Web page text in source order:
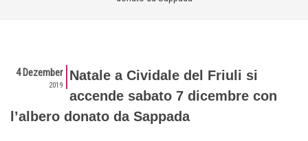
4 Dezember
2019
Natale a Cividale del Friuli si
accende sabato 7 dicembre con
l’albero donato da Sappada